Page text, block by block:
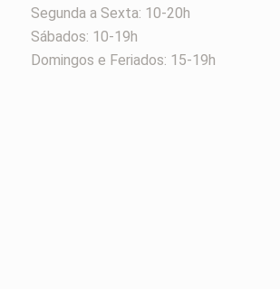
Segunda a Sexta: 10-20h
Sábados: 10-19h
Domingos e Feriados: 15-19h